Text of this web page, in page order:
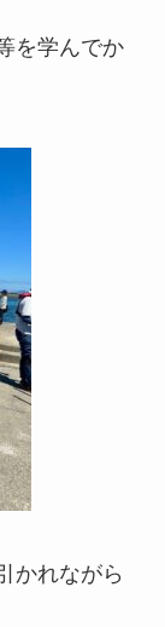
を学んでか
かれながら